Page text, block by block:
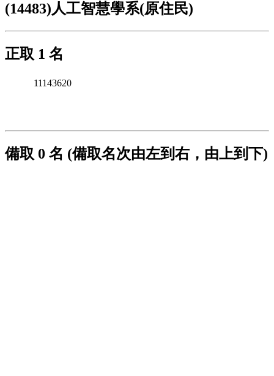
(14483)人工智慧學系(原住民)
正取 1 名
11143620
備取 0 名 (備取名次由左到右，由上到下)